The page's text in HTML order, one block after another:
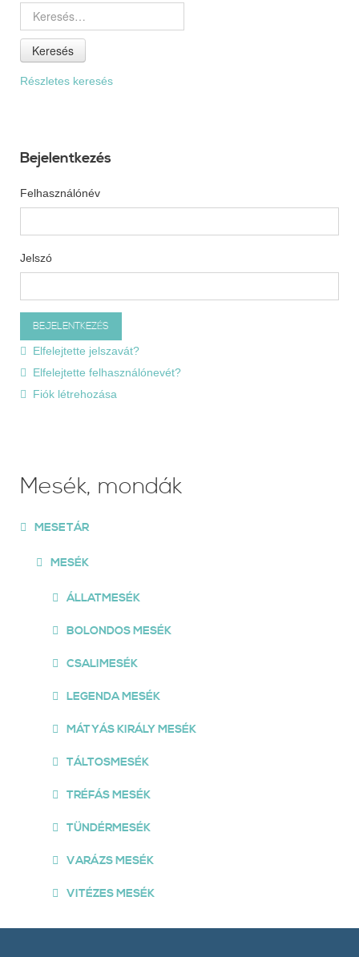
Keresés
Részletes keresés
Bejelentkezés
Felhasználónév
Jelszó
Elfelejtette jelszavát?
Elfelejtette felhasználónevét?
Fiók létrehozása
Mesék, mondák
MESETÁR
MESÉK
ÁLLATMESÉK
BOLONDOS MESÉK
CSALIMESÉK
LEGENDA MESÉK
MÁTYÁS KIRÁLY MESÉK
TÁLTOSMESÉK
TRÉFÁS MESÉK
TÜNDÉRMESÉK
VARÁZS MESÉK
VITÉZES MESÉK